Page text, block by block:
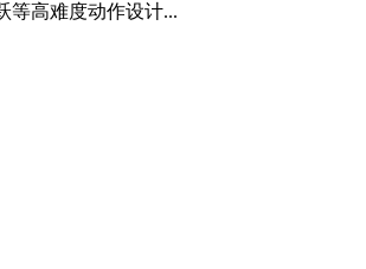
等高难度动作设计...